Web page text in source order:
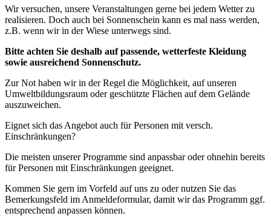
Wir versuchen, unsere Veranstaltungen gerne bei jedem Wetter zu
realisieren. Doch auch bei Sonnenschein kann es mal nass werden,
z.B. wenn wir in der Wiese unterwegs sind.
Bitte achten Sie deshalb auf passende, wetterfeste Kleidung
sowie ausreichend Sonnenschutz.
Zur Not haben wir in der Regel die Möglichkeit, auf unseren
Umweltbildungsraum oder geschützte Flächen auf dem Gelände
auszuweichen.
Eignet sich das Angebot auch für Personen mit versch.
Einschränkungen?
Die meisten unserer Programme sind anpassbar oder ohnehin bereits
für Personen mit Einschränkungen geeignet.
Kommen Sie gern im Vorfeld auf uns zu oder nutzen Sie das
Bemerkungsfeld im Anmeldeformular, damit wir das Programm ggf.
entsprechend anpassen können.